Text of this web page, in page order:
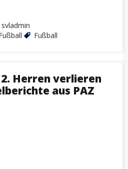
svladmin
Fußball
2. Herren verlieren
aus PAZ